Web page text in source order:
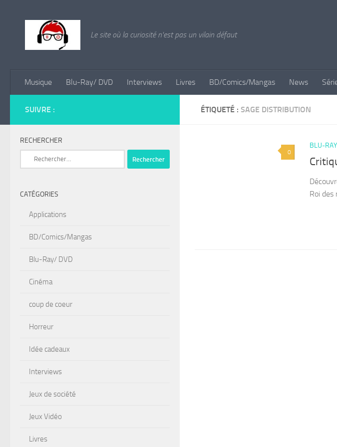
Le site où la curiosité n'est pas un vilain défaut
Musique Blu-Ray/ DVD Interviews Livres BD/Comics/Mangas News
ÉTIQUETÉ : SAGE DISTRIBUTION
0
BLU-
Roi des
SUIVRE :
RECHERCHER
Rechercher :
CATÉGORIES
Applications
BD/Comics/Mangas
Blu-Ray/ DVD
Cinéma
coup de coeur
Horreur
Idée cadeaux
Interviews
Jeux de société
Jeux Vidéo
Livres